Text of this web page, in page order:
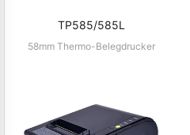
TP585/585L
58mm Thermo-Belegdrucker